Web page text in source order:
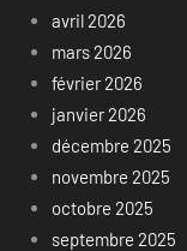
avril 2026
mars 2026
février 2026
janvier 2026
décembre 2025
novembre 2025
octobre 2025
septembre 2025